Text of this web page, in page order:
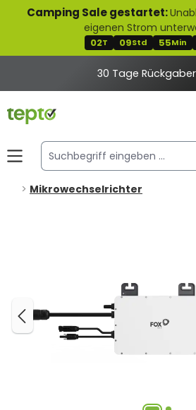
springen
Camping Sale gestartet:
eigenen Strom
02T 09Std 55Min
30 Tage
Mikrowechselrichter